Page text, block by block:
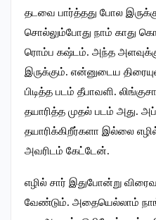
தடவை பார்த்தது போல
சொல்லும்போது நாம் காது
ரொம்ப கஷ்டம். அந்த
இருக்கும். என்னுடைய
பிடித்த படம் தீபாவளி.
தயாரித்த முதல் படம் அது.
தயாரிக்கிறீர்களா இல்லை
அவரிடம் கேட்டேன்.
எழில் சார் இதுபோன்று
வேண்டும். அதையெல்லாம்